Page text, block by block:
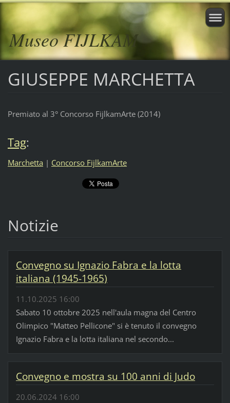
Museo FIJLKAM
GIUSEPPE MARCHETTA
Premiato al 3° Concorso FijlkamArte (2014)
Tag:
Marchetta | Concorso FijlkamArte
Notizie
Convegno su Ignazio Fabra e la lotta
italiana (1945-1965)
11.10.2025 16:00
Sabato 10 ottobre 2025 nell'aula magna del Centro
Olimpico "Matteo Pellicone" si è tenuto il convegno
Ignazio Fabra e la lotta italiana nel secondo...
Convegno e mostra su 100 anni di Judo
20.06.2024 16:00